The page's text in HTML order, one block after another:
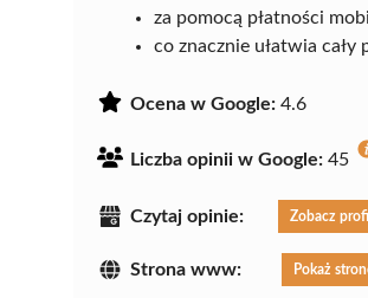
za pomocą płatności
co znacznie ułatwia cały
Ocena w Google: 4.6
Liczba opinii w Google: 45
Czytaj opinie: Zobacz profil
Strona www: Pokaż